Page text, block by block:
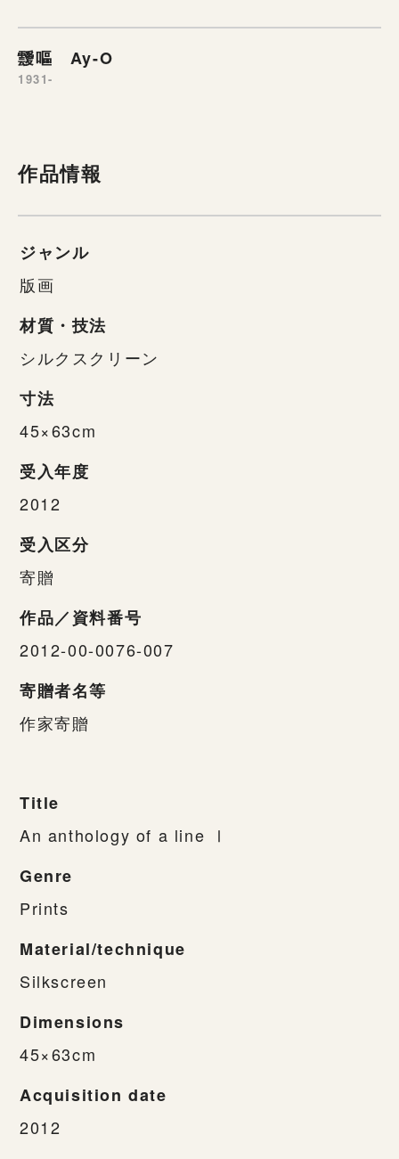
靉嘔 Ay-O
1931-
作品情報
ジャンル
版画
材質・技法
シルクスクリーン
寸法
45×63cm
受入年度
2012
受入区分
寄贈
作品／資料番号
2012-00-0076-007
寄贈者名等
作家寄贈
Title
An anthology of a line Ⅰ
Genre
Prints
Material/technique
Silkscreen
Dimensions
45×63cm
Acquisition date
2012